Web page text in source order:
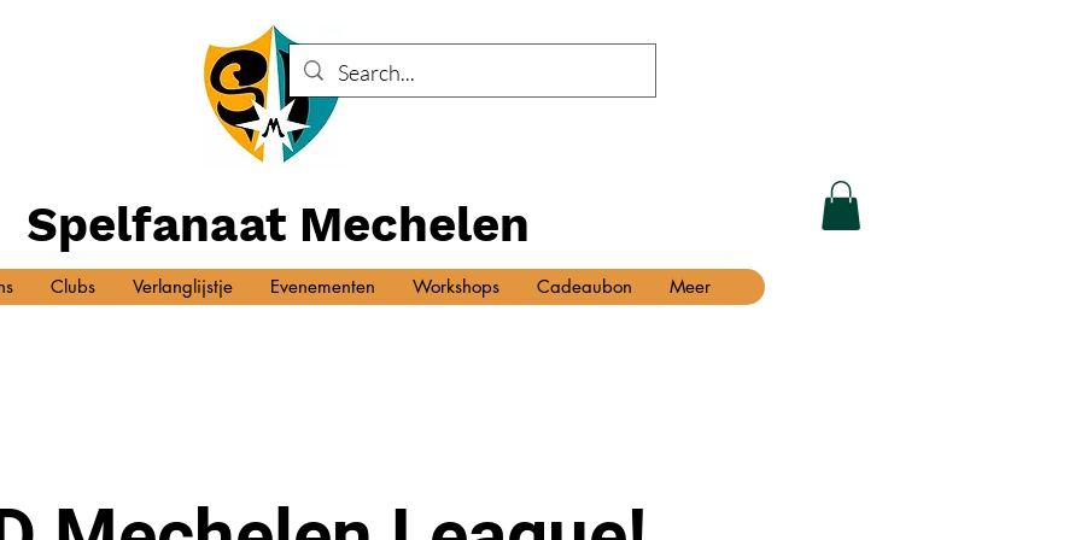
Spelfanaat Mechelen
Clubs Verlanglijstje Evenementen Workshops Cadeaubon Meer